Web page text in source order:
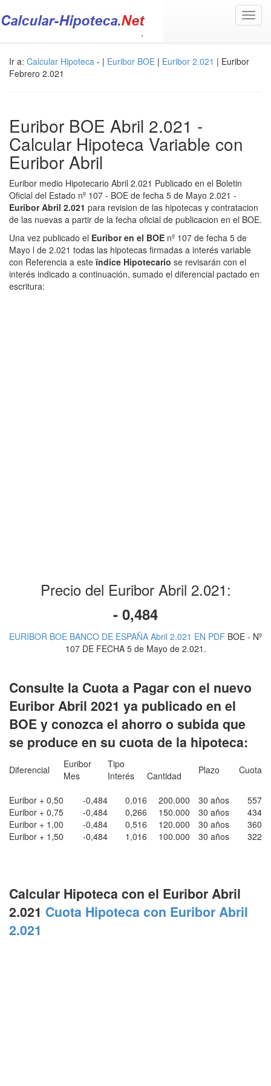
Ir a: Calcular Hipoteca - | Euribor BOE | Euribor 2.021 | Euribor
Febrero 2.021
Euribor BOE Abril 2.021 -
Calcular Hipoteca Variable con
Euribor Abril
Euribor medio Hipotecario Abril 2.021 Publicado en el Boletin
Oficial del Estado nº 107 - BOE de fecha 5 de Mayo 2.021 -
Euribor Abril 2.021 para revision de las hipotecas y contratacion
de las nuevas a partir de la fecha oficial de publicacion en el BOE.
Una vez publicado el Euribor en el BOE nº 107 de fecha 5 de
Mayo l de 2.021 todas las hipotecas firmadas a interés variable
con Referencia a esteïndice Hipotecario se revisarán con el
interés indicado a continuación, sumado el diferencial pactado en
escritura:
Precio del Euribor Abril 2.021:
- 0,484
EURIBOR BOE BANCO DE ESPAÑA Abril 2.021 EN PDF BOE - Nº
107 DE FECHA 5 de Mayo de 2.021.
Consulte la Cuota a Pagar con el nuevo
Euribor Abril 2021 ya publicado en el
BOE y conozca el ahorro o subida que
se produce en su cuota de la hipoteca:
Diferencial
Euribor
Mes
Tipo
Interés
Cantidad Plazo Cuota
Euribor + 0,50 -0,484 0,016 200.000 30 años
557
Euribor + 0,75
-0,484 0,266 150.000 30 años
434
Euribor + 1,00
-0,484 0,516 120.000 30 años
360
Euribor + 1,50
-0,484 1,016 100.000 30 años 322
Calcular Hipoteca con el Euribor Abril
2.021 Cuota Hipoteca con Euribor Abril
2.021